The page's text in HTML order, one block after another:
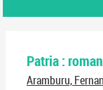
Patria : roman
Aramburu,